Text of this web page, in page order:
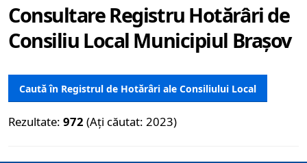
Consultare Registru Hotărâri de
Consiliu Local Municipiul Brașov
Caută în Registrul de Hotărâri ale Consiliului Local
Rezultate: 972 (Ați căutat: 2023)